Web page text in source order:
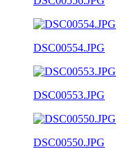
DSC00554.JPG
DSC00553.JPG
DSC00550.JPG